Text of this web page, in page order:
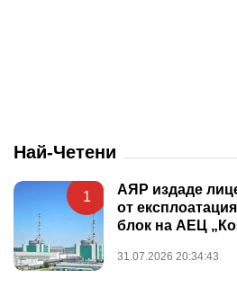
Най-Четени
1
АЯР издаде
от
блок на АЕЦ
31.07.2026 20:34:43